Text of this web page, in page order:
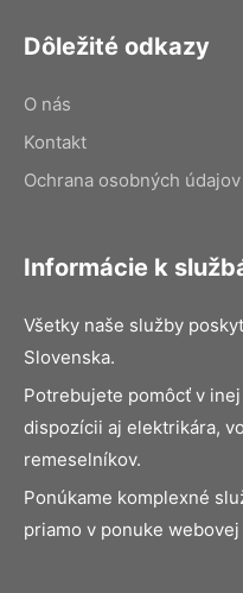
Dôležité odkazy
O nás
Kontakt
Ochrana osobných údajov
Informácie k
Všetky naše služby
Slovenska.
Potrebujete pomôcť v
dispozícii aj elektrikára,
remeselníkov.
Ponúkame komplexné
priamo v ponuke webovej